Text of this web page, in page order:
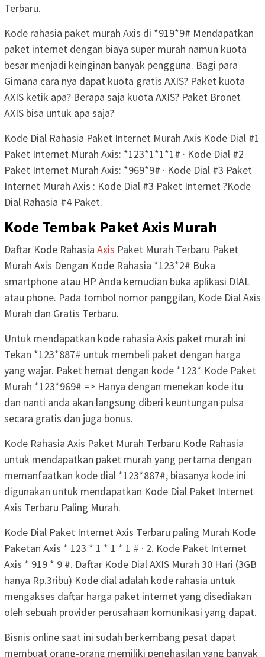
Terbaru.
Kode rahasia paket murah Axis di *919*9# Mendapatkan
paket internet dengan biaya super murah namun kuota
besar menjadi keinginan banyak pengguna. Bagi para
Gimana cara nya dapat kuota gratis AXIS? Paket kuota
AXIS ketik apa? Berapa saja kuota AXIS? Paket Bronet
AXIS bisa untuk apa saja?
Kode Dial Rahasia Paket Internet Murah Axis Kode Dial #1
Paket Internet Murah Axis: *123*1*1*1# · Kode Dial #2
Paket Internet Murah Axis: *969*9# · Kode Dial #3 Paket
Internet Murah Axis : Kode Dial #3 Paket Internet ?Kode
Dial Rahasia #4 Paket.
Kode Tembak Paket Axis Murah
Daftar Kode Rahasia Axis Paket Murah Terbaru Paket
Murah Axis Dengan Kode Rahasia *123*2# Buka
smartphone atau HP Anda kemudian buka aplikasi DIAL
atau phone. Pada tombol nomor panggilan, Kode Dial Axis
Murah dan Gratis Terbaru.
Untuk mendapatkan kode rahasia Axis paket murah ini
Tekan *123*887# untuk membeli paket dengan harga
yang wajar. Paket hemat dengan kode *123* Kode Paket
Murah *123*969# => Hanya dengan menekan kode itu
dan nanti anda akan langsung diberi keuntungan pulsa
secara gratis dan juga bonus.
Kode Rahasia Axis Paket Murah Terbaru Kode Rahasia
untuk mendapatkan paket murah yang pertama dengan
memanfaatkan kode dial *123*887#, biasanya kode ini
digunakan untuk mendapatkan Kode Dial Paket Internet
Axis Terbaru Paling Murah.
Kode Dial Paket Internet Axis Terbaru paling Murah Kode
Paketan Axis * 123 * 1 * 1 * 1 # · 2. Kode Paket Internet
Axis * 919 * 9 #. Daftar Kode Dial AXIS Murah 30 Hari (3GB
hanya Rp.3ribu) Kode dial adalah kode rahasia untuk
mengakses daftar harga paket internet yang disediakan
oleh sebuah provider perusahaan komunikasi yang dapat.
Bisnis online saat ini sudah berkembang pesat dapat
membuat orang-orang memiliki penghasilan yang banyak